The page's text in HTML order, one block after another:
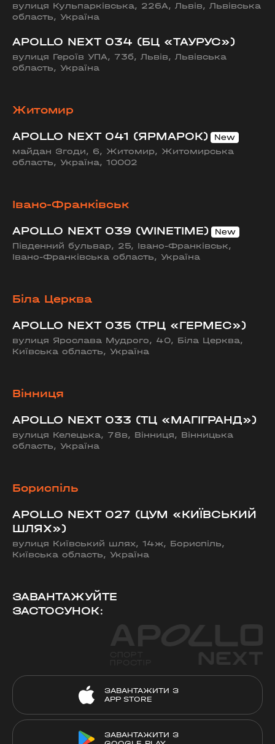
вулиця Кульпарківська, 226А, Львів, Львівська
область, Україна
APOLLO NEXT 034 (БЦ «ТАУРУС»)
вулиця Героїв УПА, 73б, Львів, Львівська
область, Україна
Житомир
APOLLO NEXT 041 (ЯРМАРОК)
майдан Згоди, 6, Житомир, Житомирська
область, Україна, 10002
Івано-Франківськ
APOLLO NEXT 039 (WINETIME)
Південний бульвар, 25, Івано-Франківськ,
Івано-Франківська область, Україна
Біла Церква
APOLLO NEXT 035 (ТРЦ «ГЕРМЕС»)
вулиця Ярослава Мудрого, 40, Біла Церква,
Київська область, Україна
Вінниця
APOLLO NEXT 033 (ТЦ «МАГІГРАНД»)
вулиця Келецька, 78в, Вінниця, Вінницька
область, Україна
Бориспіль
APOLLO NEXT 027 (ЦУМ «КИЇВСЬКИЙ
ШЛЯХ»)
вулиця Київський шлях, 14ж, Бориспіль,
Київська область, Україна
ЗАВАНТАЖУЙТЕ
ЗАСТОСУНОК:
ЗАВАНТАЖИТИ З
APP STORE
ЗАВАНТАЖИТИ З